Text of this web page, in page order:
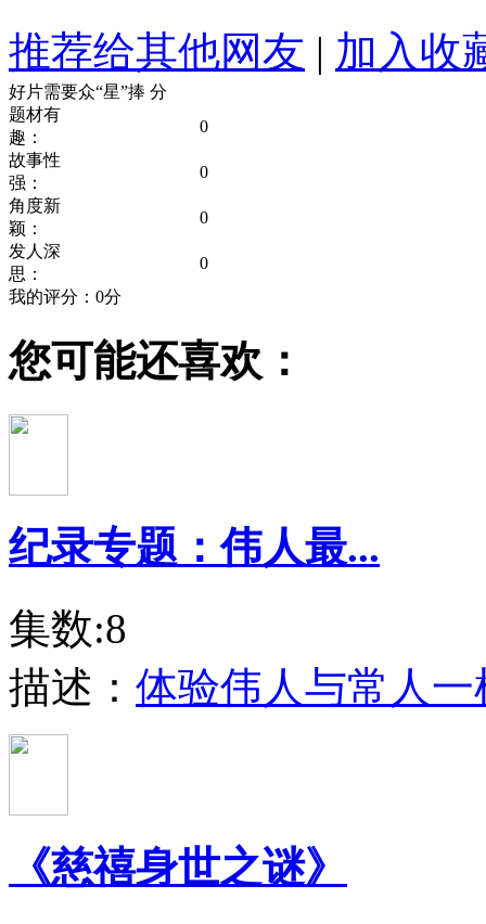
推荐给其他网友 | 加入收
好片需要众“星”捧 分
题材有
趣：
0
故事性
强：
0
角度新
颖：
0
发人深
思：
0
我的评分： 0分
您可能还喜欢：
纪录专题：伟人最...
集数:8
描述： 体验伟人与常人
《慈禧身世之谜》